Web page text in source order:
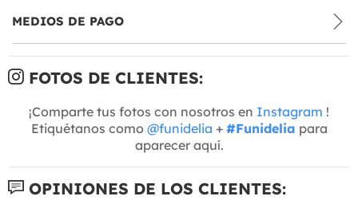
MEDIOS DE PAGO
FOTOS DE CLIENTES:
¡Comparte tus fotos con nosotros en Instagram !
Etiquétanos como @funidelia + #Funidelia para
aparecer aquí.
OPINIONES DE LOS CLIENTES: